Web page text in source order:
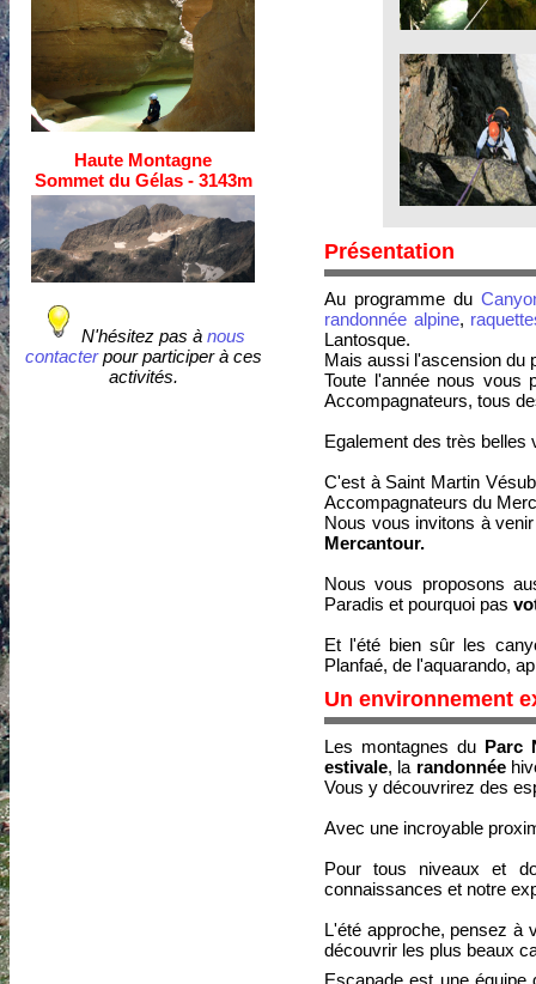
Haute Montagne
Sommet du Gélas - 3143m
N'hésitez pas à nous
contacterpour participer à ces
activités.
Présentation
Au programme du
randonnée alpine,
Lantosque.
Mais aussi l'ascension du
Toute l'année nous vous
Accompagnateurs, tous
Egalement des très belles
C'est à Saint Martin
Accompagnateurs du
Nous vous invitons à
Mercantour.
Nous vous proposons
Paradis et pourquoi pas
Et l'été bien sûr les
Planfaé, de l'aquarando,
Un environnement
Les montagnes du Parc
estivale, la randonnée
Vous y découvrirez des
Avec une incroyable
Pour tous niveaux et
connaissances et notre
L'été approche, pensez à
découvrir les plus beaux
Escapade est une